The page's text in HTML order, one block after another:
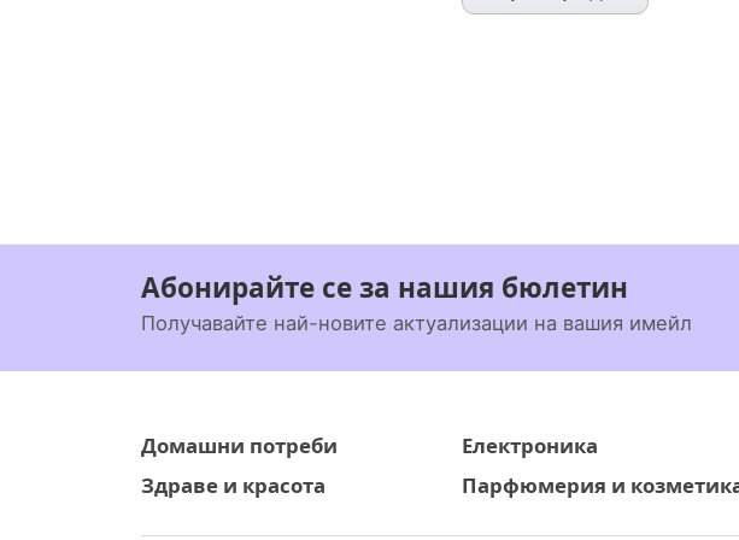
Абонирайте се за нашия бюлетин
Получавайте най-новите актуализации на вашия имейл
Домашни потреби Електроника
Здраве и красота
Парфюмерия и